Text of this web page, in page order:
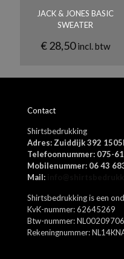
mail*
Mijn naam, e-mail en site
volgende keer wanneer ik
JACK & JONES BASIC
SWEATER
€28,50 incl. btw
Contact
Shirtsbedrukking
Adres: Zuiddijk 392
Telefoonnummer: 075-
Mobilenummer: 06 43
Mail:
Shirtsbedrukking is een
KvK-nummer: 62645269
Btw-nummer:
Rekeningnummer: